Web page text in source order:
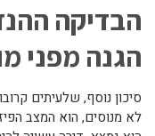
הבדיקה
הגנה מפני
סיכון נוסף, שלעיתים
לא מנוסים, הוא המצב